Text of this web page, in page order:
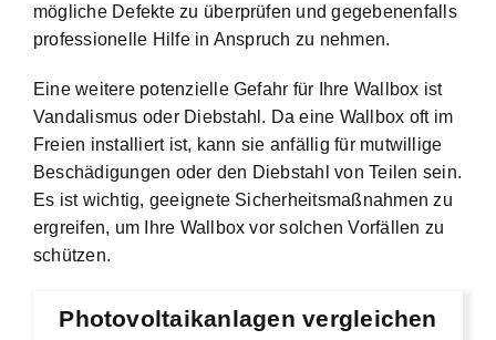
mögliche Defekte zu überprüfen und gegebenenfalls
professionelle Hilfe in Anspruch zu nehmen.
Eine weitere potenzielle Gefahr für Ihre Wallbox ist
Vandalismus oder Diebstahl. Da eine Wallbox oft im
Freien installiert ist, kann sie anfällig für mutwillige
Beschädigungen oder den Diebstahl von Teilen sein.
Es ist wichtig, geeignete Sicherheitsmaßnahmen zu
ergreifen, um Ihre Wallbox vor solchen Vorfällen zu
schützen.
Photovoltaikanlagen vergleichen